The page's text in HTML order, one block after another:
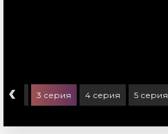
‹ 3 серия 4 серия 5 серия